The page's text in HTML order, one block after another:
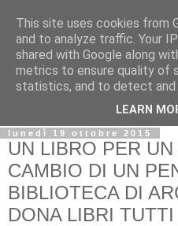
Biblio@rti in
Il Blog della Biblioteca di
informazioni iniziative incontri
lunedì 19 ottobre 2015
UN LIBRO PER
CAMBIO DI UN
BIBLIOTECA DI
DONA LIBRI
This site uses cookies from
and to analyze traffic. Your
shared with Google along
metrics to ensure quality of
statistics, and to detect and
LEARN